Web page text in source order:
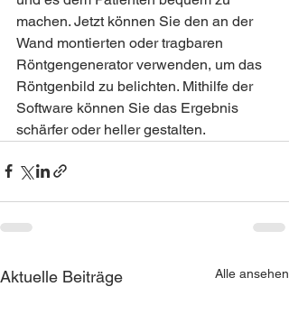
machen. Jetzt können Sie den an der
Wand montierten oder tragbaren
Röntgengenerator verwenden, um das
Röntgenbild zu belichten. Mithilfe der
Software können Sie das Ergebnis
schärfer oder heller gestalten.
Aktuelle Beiträge Alle ansehen